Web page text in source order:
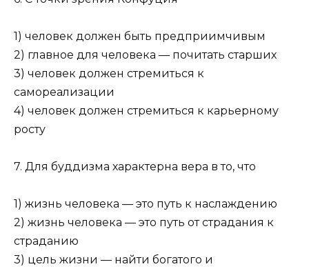
1) человек должен быть предприимчивым
2) главное для человека — почитать старших
3) человек должен стремиться к
самореализации
4) человек должен стремиться к карьерному
росту
7. Для буддизма характерна вера в то, что
1) жизнь человека — это путь к наслаждению
2) жизнь человека — это путь от страдания к
страданию
3) цель жизни — найти богатого и